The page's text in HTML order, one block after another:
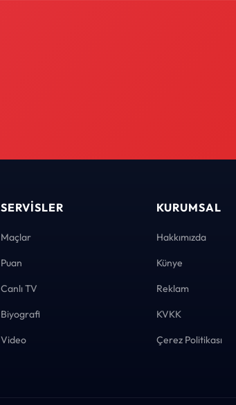
SERVISLER
Maçlar
Puan
Canlı TV
Biyografi
Video
KURUMSAL
Hakkımızda
Künye
Reklam
KVKK
Çerez Politikası